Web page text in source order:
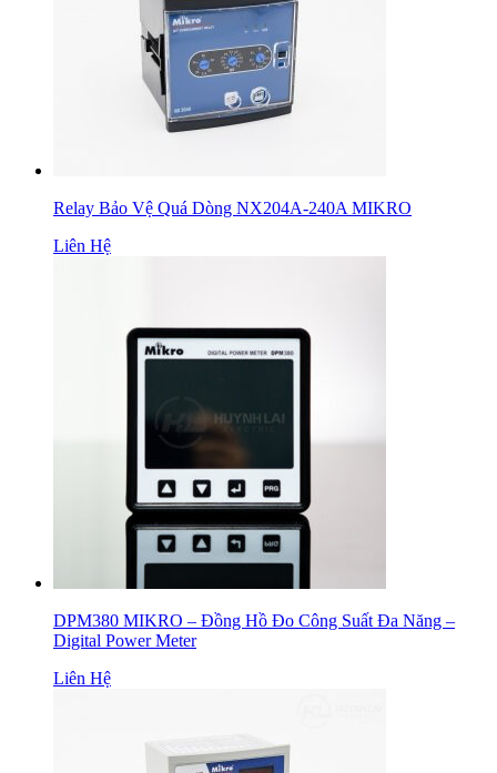
Relay Bảo Vệ Quá Dòng NX204A-240A MIKRO
Liên Hệ
DPM380 MIKRO – Đồng Hồ Đo Công Suất Đa Năng –
Digital Power Meter
Liên Hệ